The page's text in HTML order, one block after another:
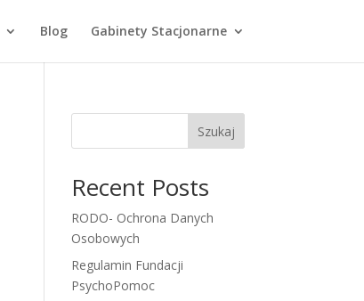
Blog Gabinety Stacjonarne
Szukaj
Recent Posts
RODO- Ochrona Danych
Osobowych
Regulamin Fundacji
PsychoPomoc